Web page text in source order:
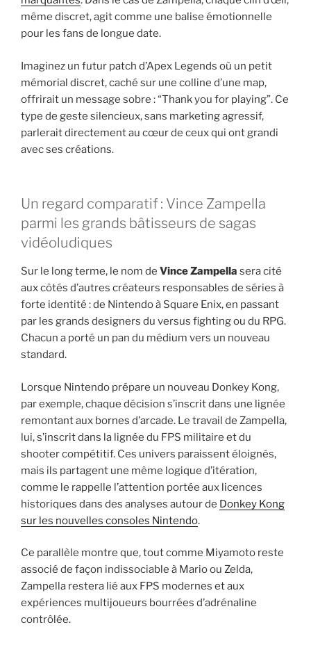
même discret, agit comme une balise émotionnelle
pour les fans de longue date.
Imaginez un futur patch d’Apex Legends où un petit
mémorial discret, caché sur une colline d’une map,
offrirait un message sobre : “Thank you for playing”. Ce
type de geste silencieux, sans marketing agressif,
parlerait directement au cœur de ceux qui ont grandi
avec ses créations.
Un regard comparatif : Vince Zampella
parmi les grands bâtisseurs de sagas
vidéoludiques
Sur le long terme, le nom de Vince Zampella sera cité
aux côtés d’autres créateurs responsables de séries à
forte identité : de Nintendo à Square Enix, en passant
par les grands designers du versus fighting ou du RPG.
Chacun a porté un pan du médium vers un nouveau
standard.
Lorsque Nintendo prépare un nouveau Donkey Kong,
par exemple, chaque décision s’inscrit dans une lignée
remontant aux bornes d’arcade. Le travail de Zampella,
lui, s’inscrit dans la lignée du FPS militaire et du
shooter compétitif. Ces univers paraissent éloignés,
mais ils partagent une même logique d’itération,
comme le rappelle l’attention portée aux licences
historiques dans des analyses autour de Donkey Kong
sur les nouvelles consoles Nintendo.
Ce parallèle montre que, tout comme Miyamoto reste
associé de façon indissociable à Mario ou Zelda,
Zampella restera lié aux FPS modernes et aux
expériences multijoueurs bourrées d’adrénaline
contrôlée.